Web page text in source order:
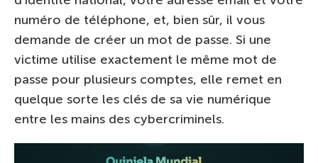
numéro de téléphone, et, bien sûr, il vous
demande de créer un mot de passe. Si une
victime utilise exactement le même mot de
passe pour plusieurs comptes, elle remet en
quelque sorte les clés de sa vie numérique
entre les mains des cybercriminels.